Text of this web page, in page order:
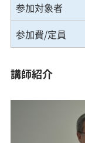
参加対象者
参加費/定員
講師紹介